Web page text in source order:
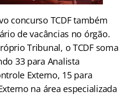
concurso TCDF também
de vacâncias no órgão.
Tribunal, o TCDF soma
33 para Analista
Externo, 15 para
na área especializada